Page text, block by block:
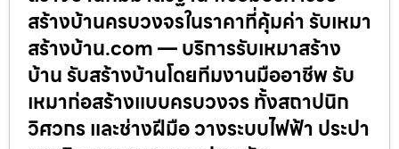
สร้างบ้านครบวงจรในราคาที่คุ้มค่า รับเหมา
สร้างบ้าน.com — บริการรับเหมาสร้าง
บ้าน รับสร้างบ้านโดยทีมงานมืออาชีพ รับ
เหมาก่อสร้างแบบครบวงจร ทั้งสถาปนิก
วิศวกร และช่างฝีมือ วางระบบไฟฟ้า ประปา